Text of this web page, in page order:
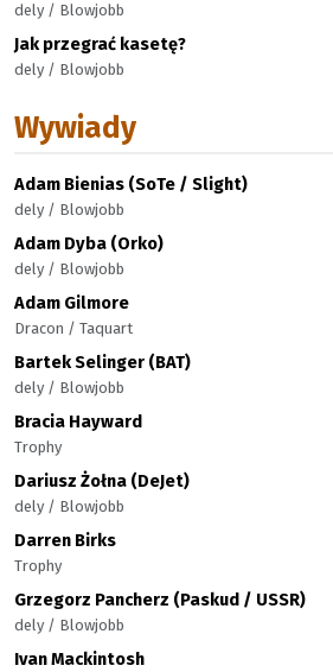
dely / Blowjobb
Jak przegrać kasetę?
dely / Blowjobb
Wywiady
Adam Bienias (SoTe / Slight)
dely / Blowjobb
Adam Dyba (Orko)
dely / Blowjobb
Adam Gilmore
Dracon / Taquart
Bartek Selinger (BAT)
dely / Blowjobb
Bracia Hayward
Trophy
Dariusz Żołna (DeJet)
dely / Blowjobb
Darren Birks
Trophy
Grzegorz Pancherz (Paskud / USSR)
dely / Blowjobb
Ivan Mackintosh